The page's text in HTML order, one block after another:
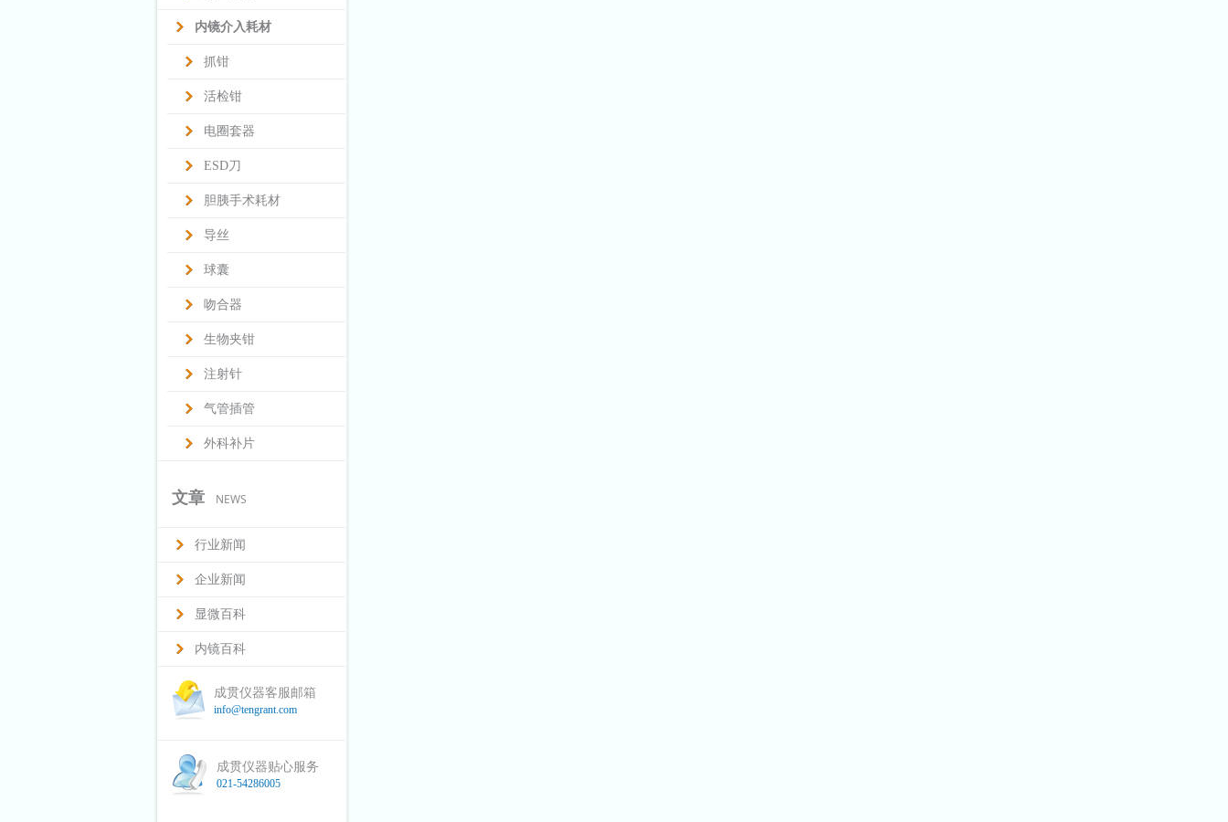
内镜介入耗材
抓钳
活检钳
电圈套器
ESD刀
胆胰手术耗材
导丝
球囊
吻合器
生物夹钳
注射针
气管插管
外科补片
文章 NEWS
行业新闻
企业新闻
显微百科
内镜百科
成贯仪器客服邮箱
info@tengrant.com
成贯仪器贴心服务
021-54286005